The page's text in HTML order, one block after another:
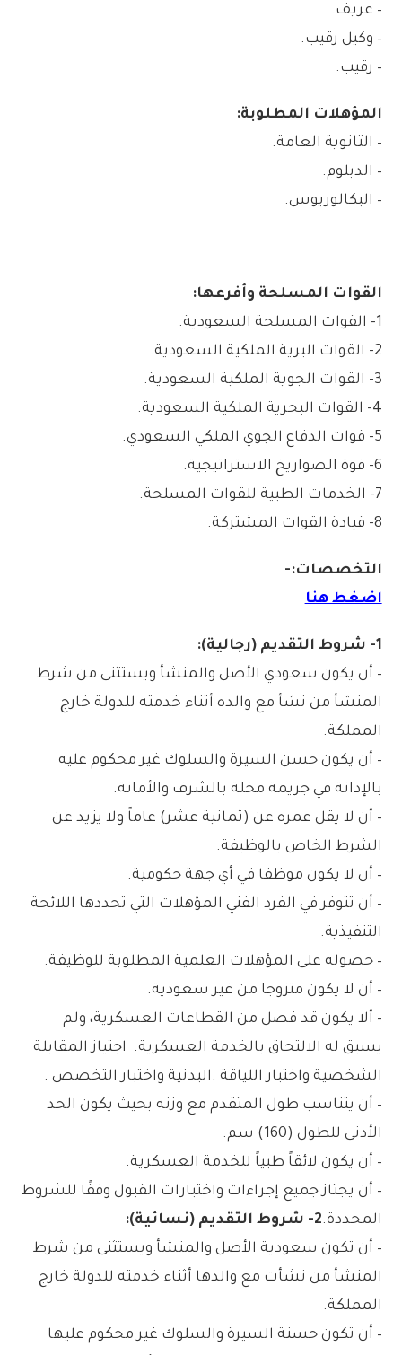
– عريف.
– وكيل رقيب.
– رقيب.
المؤهلات المطلوبة:
– الثانوية العامة.
– الدبلوم.
– البكالوريوس.
القوات المسلحة وأفرعها:
1- القوات المسلحة السعودية.
2- القوات البرية الملكية السعودية.
3- القوات الجوية الملكية السعودية.
4- القوات البحرية الملكية السعودية.
5- قوات الدفاع الجوي الملكي السعودي.
6- قوة الصواريخ الاستراتيجية.
7- الخدمات الطبية للقوات المسلحة.
8- قيادة القوات المشتركة.
التخصصات:-
اضغط هنا
1- شروط التقديم (رجالية):
– أن يكون سعودي الأصل والمنشأ ويستثنى من شرط
المنشأ من نشأ مع والده أثناء خدمته للدولة خارج
المملكة.
– أن يكون حسن السيرة والسلوك غير محكوم عليه
بالإدانة في جريمة مخلة بالشرف والأمانة.
– أن لا يقل عمره عن (ثمانية عشر) عاماً ولا يزيد عن
الشرط الخاص بالوظيفة.
– أن لا يكون موظفا في أي جهة حكومية.
– أن تتوفر في الفرد الفني المؤهلات التي تحددها اللائحة
التنفيذية.
– حصوله على المؤهلات العلمية المطلوبة للوظيفة.
– أن لا يكون متزوجا من غير سعودية.
– ألا يكون قد فصل من القطاعات العسكرية، ولم
يسبق له الالتحاق بالخدمة العسكرية. اجتياز المقابلة
الشخصية واختبار اللياقة .البدنية واختبار التخصص .
– أن يتناسب طول المتقدم مع وزنه بحيث يكون الحد
الأدنى للطول (160) سم.
– أن يكون لائقاً طبياً للخدمة العسكرية.
– أن يجتاز جميع إجراءات واختبارات القبول وفقًا للشروط
المحددة.2- شروط التقديم (نسائية):
– أن تكون سعودية الأصل والمنشأ ويستثنى من شرط
المنشأ من نشأت مع والدها أثناء خدمته للدولة خارج
المملكة.
– أن تكون حسنة السيرة والسلوك غير محكوم عليها